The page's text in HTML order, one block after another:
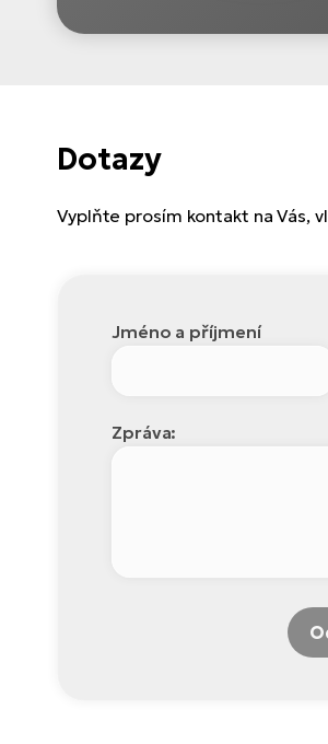
Dotazy
Vyplňte prosím kontakt na Vás,
Jméno a příjmení
Zpráva: